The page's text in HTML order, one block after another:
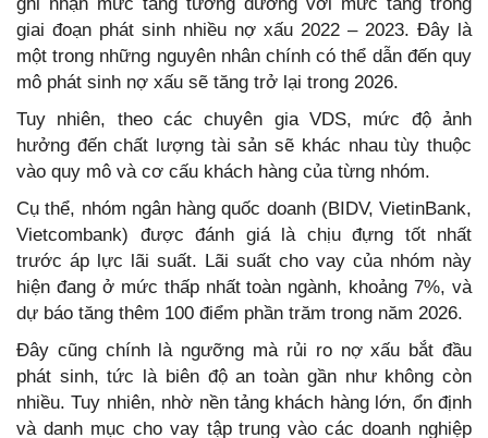
ghi nhận mức tăng tương đương với mức tăng trong
giai đoạn phát sinh nhiều nợ xấu 2022 – 2023. Đây là
một trong những nguyên nhân chính có thể dẫn đến quy
mô phát sinh nợ xấu sẽ tăng trở lại trong 2026.
Tuy nhiên, theo các chuyên gia VDS, mức độ ảnh
hưởng đến chất lượng tài sản sẽ khác nhau tùy thuộc
vào quy mô và cơ cấu khách hàng của từng nhóm.
Cụ thể, nhóm ngân hàng quốc doanh (BIDV, VietinBank,
Vietcombank) được đánh giá là chịu đựng tốt nhất
trước áp lực lãi suất. Lãi suất cho vay của nhóm này
hiện đang ở mức thấp nhất toàn ngành, khoảng 7%, và
dự báo tăng thêm 100 điểm phần trăm trong năm 2026.
Đây cũng chính là ngưỡng mà rủi ro nợ xấu bắt đầu
phát sinh, tức là biên độ an toàn gần như không còn
nhiều. Tuy nhiên, nhờ nền tảng khách hàng lớn, ổn định
và danh mục cho vay tập trung vào các doanh nghiệp